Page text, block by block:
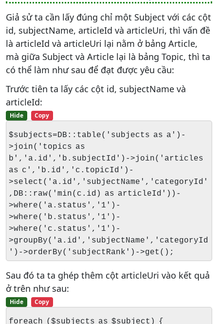
Giả sử ta cần lấy đúng chỉ một Subject với các cột
id, subjectName, articleId và articleUri, thì vấn đề
là articleId và articleUri lại nằm ở bảng Article,
mà giữa Subject và Article lại là bảng Topic, thì ta
có thể làm như sau để đạt được yêu cầu:
Trước tiên ta lấy các cột id, subjectName và
articleId:
Hide Copy
$subjects=DB::table('subjects as a')-
>join('topics as
b','a.id','b.subjectId')->join('articles
as c','b.id','c.topicId')-
>select('a.id','subjectName','categoryId'
,DB::raw('min(c.id) as articleId'))-
>where('a.status','1')-
>where('b.status','1')-
>where('c.status','1')-
>groupBy('a.id','subjectName','categoryId
')->orderBy('subjectRank')->get();
Sau đó ta ta ghép thêm cột articleUri vào kết quả
ở trên như sau:
Hide Copy
foreach ($subjects as $subject) {